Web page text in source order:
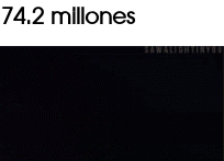
millones